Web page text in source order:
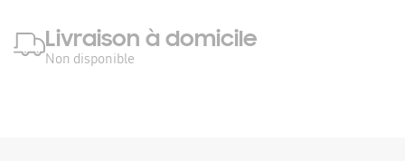
Livraison à domicile
Non disponible